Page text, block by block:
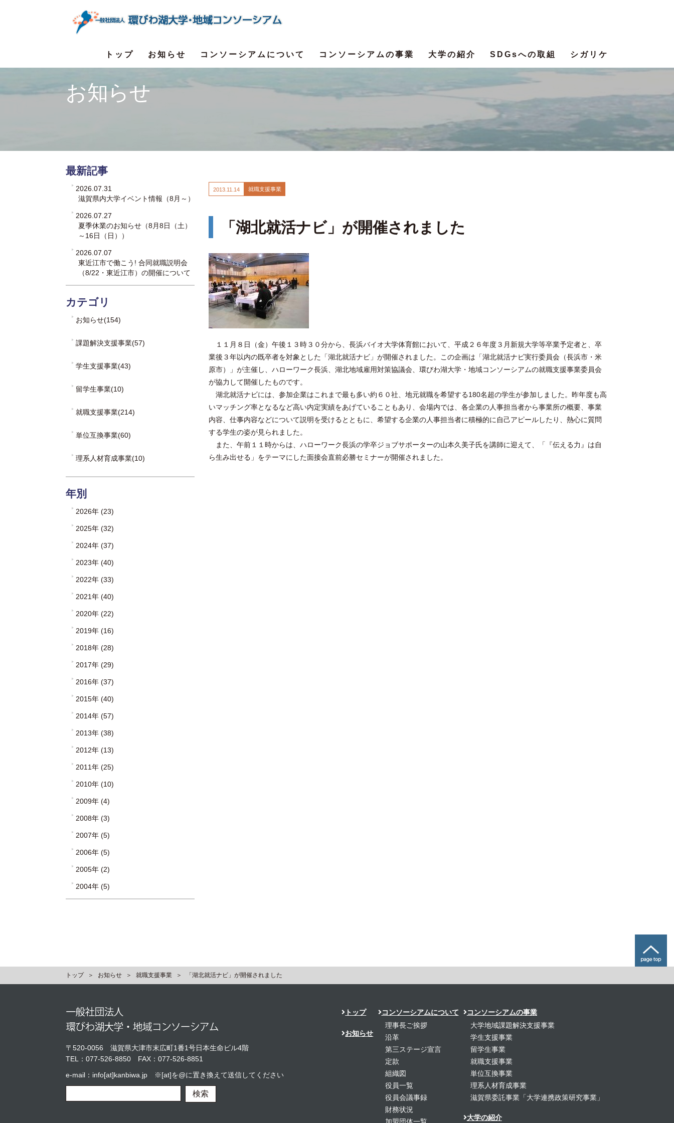
トップ お知らせ コンソーシアムについて コンソーシアムの事業 大学の紹介 SDGsへの取組 シガリケ
お知らせ
2013. 11.14 就職支援事業
「湖北就活ナビ」が開催されました
１１月８日（金）午後１３時３０分から、長浜バイオ大学体育館において、平成２６年度３月新規大学等卒業予定者と、卒
業後３年以内の既卒者を対象とした「湖北就活ナビ」が開催されました。この企画は「湖北就活ナビ実行委員会（長浜市・米
原市）」が主催し、ハローワーク長浜、湖北地域雇用対策協議会、環びわ湖大学・地域コンソーシアムの就職支援事業委員会
が協力して開催したものです。
湖北就活ナビには、参加企業はこれまで最も多い約６０社、地元就職を希望する180名超の学生が参加しました。昨年度も高
いマッチング率となるなど高い内定実績をあげていることもあり、会場内では、各企業の人事担当者から事業所の概要、事業
内容、仕事内容などについて説明を受けるとともに、希望する企業の人事担当者に積極的に自己アピールしたり、熱心に質問
する学生の姿が見られました。
また、午前１１時からは、ハローワーク長浜の学卒ジョブサポーターの山本久美子氏を講師に迎えて、「『伝える力』は自
ら生み出せる」をテーマにした面接会直前必勝セミナーが開催されました。
最新記事
2026.07.31
滋賀県内大学イベント情報（8月～）
2026.07.27
夏季休業のお知らせ（8月8日（土）
～16日（日））
2026.07.07
東近江市で働こう! 合同就職説明会
（8/22・東近江市）の開催について
カテゴリ
お知らせ(154)
課題解決支援事業(57)
学生支援事業(43)
留学生事業(10)
就職支援事業(214)
単位互換事業(60)
理系人材育成事業(10)
年別
2026年 (23)
2025年 (32)
2024年 (37)
2023年 (40)
2022年 (33)
2021年 (40)
2020年 (22)
2019年 (16)
2018年 (28)
2017年 (29)
2016年 (37)
2015年 (40)
2014年 (57)
2013年 (38)
2012年 (13)
2011年 (25)
2010年 (10)
2009年 (4)
2008年 (3)
2007年 (5)
2006年 (5)
2005年 (2)
2004年 (5)
トップ お知らせ 就職支援事業 「湖北就活ナビ」が開催されました
〒520-0056 滋賀県大津市末広町1番1号日本生命ビル4階
TEL： 077-526-8850 FAX：077-526-8851
e-mail：info[at]kanbiwa.jp ※[at]を@に置き換えて送信してください
検索
トップ
お知らせ
コンソーシアムについて
理事長ご挨拶
沿革
第三ステージ宣言
定款
組織図
役員一覧
役員会議事録
財務状況
コンソーシアムの事業
大学地域課題解決支援事業
学生支援事業
留学生事業
就職支援事業
単位互換事業
理系人材育成事業
滋賀県委託事業「大学連携政策研究事業」
大学の紹介